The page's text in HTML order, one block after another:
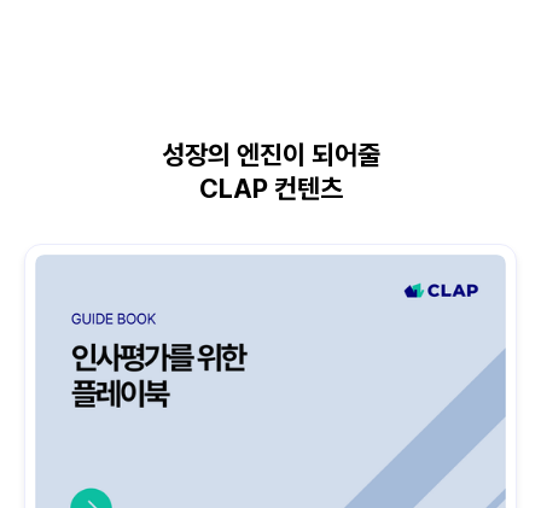
성장의 엔진이 되어줄
CLAP 컨텐츠